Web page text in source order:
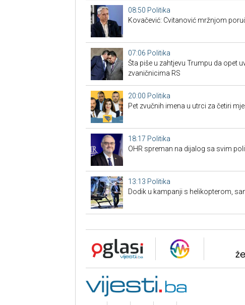
08:50 Politika
Kovačević: Cvitanović mržnjom
07:06 Politika
Šta piše u zahtjevu Trumpu da opet
zvaničnicima RS
20:00 Politika
Pet zvučnih imena u utrci za četiri
18:17 Politika
OHR spreman na dijalog sa svim
13:13 Politika
Dodik u kampanji s helikopterom,